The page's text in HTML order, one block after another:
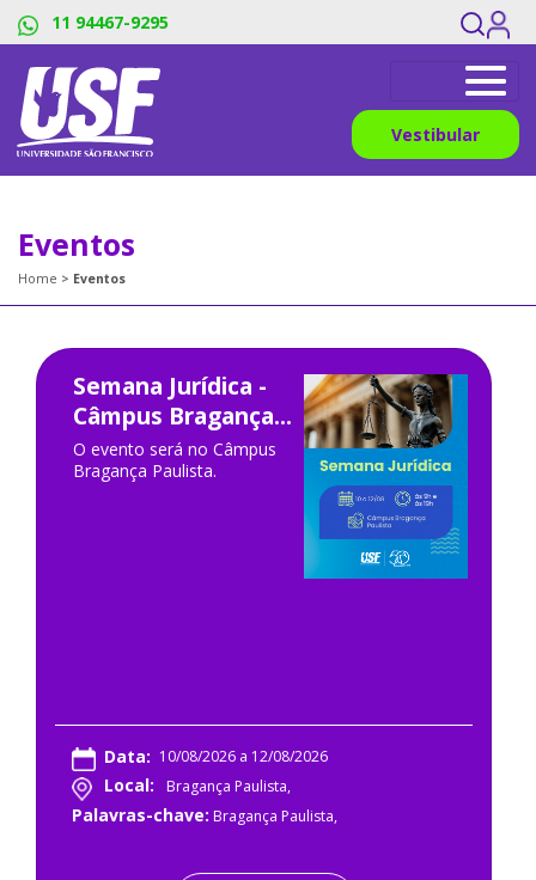
11 94467-9295
Vestibular
Eventos
Home Eventos
Semana Jurídica -
Câmpus Bragança...
O evento será no Câmpus
Bragança Paulista.
Data: 10/08/2026 a 12/08/2026
Local: Bragança Paulista,
Palavras-chave: Bragança Paulista,